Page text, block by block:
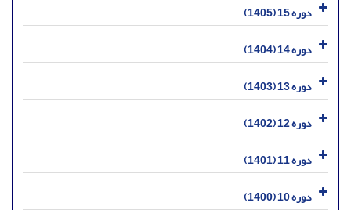
دوره 15 (1405)
دوره 14 (1404)
دوره 13 (1403)
دوره 12 (1402)
دوره 11 (1401)
دوره 10 (1400)